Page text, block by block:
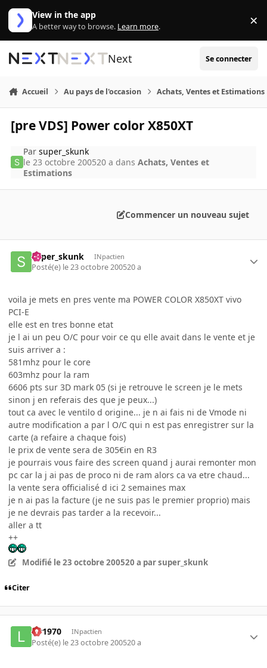
Aller au contenu
View in the app
A better way to browse. Learn more. ×
Next Se connecter
Accueil Au pays de l'occasion Achats, Ventes et Estimations
[pre VDS] Power color X850XT
Parsuper_skunk
le 23 octobre 200520 a dansAchats, Ventes et
Estimations
Commencer un nouveau sujet
super_skunk INpactien
Posté(e) le 23 octobre 200520 a
voila je mets en pres vente ma POWER COLOR X850XT vivo
PCI-E
elle est en tres bonne etat
je l ai un peu O/C pour voir ce qu elle avait dans le vente et je
suis arriver a :
581mhz pour le core
603mhz pour la ram
6606 pts sur 3D mark 05 (si je retrouve le screen je le mets
sinon j en referais des que je peux...)
tout ca avec le ventilo d origine... je n ai fais ni de Vmode ni
autre modification a par l O/C qui n est pas enregistrer sur la
carte (a refaire a chaque fois)
le prix de vente sera de 305€in en R3
je pourrais vous faire des screen quand j aurai remonter mon
pc car la j ai pas de proco ni de ram alors ca va etre chaud...
la vente sera officialisé d ici 2 semaines max
je n ai pas la facture (je ne suis pas le premier proprio) mais
je ne devrais pas tarder a la recevoir...
aller a tt
++
Modifié le 23 octobre 200520 a par super_skunk
Citer
lar1970 INpactien
Posté(e) le 23 octobre 200520 a